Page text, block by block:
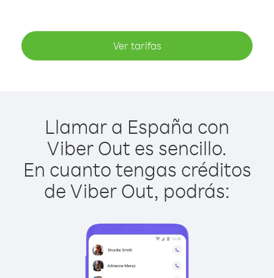
Ver tarifas
Llamar a España con
Viber Out es sencillo.
En cuanto tengas créditos
de Viber Out, podrás: